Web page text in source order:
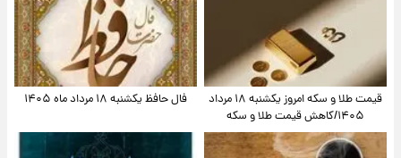
قیمت طلا و سکه امروز یکشنبه ۱۸ مرداد
۱۴۰۵/کاهش قیمت طلا و سکه
فال حافظ یکشنبه ۱۸ مرداد ماه ۱۴۰۵